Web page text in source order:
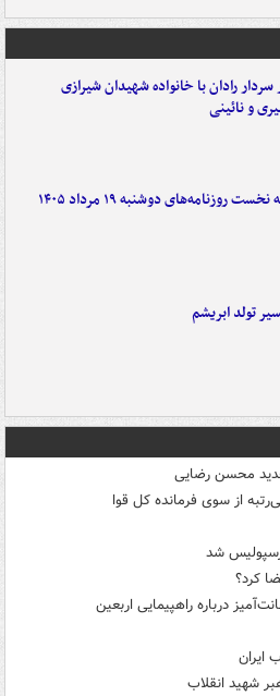
سردار رادان با خانواده‌ شهیدان شیرازی
و نائینی
روزنامه‌های دوشنبه ۱۹ مرداد ۱۴۰۵
تولد ابریشم
محسن رضایی
از سوی فرمانده کل قوا
شد
کرد؟
درباره راهپیمایی اربعین
ایران
شهید انقلاب